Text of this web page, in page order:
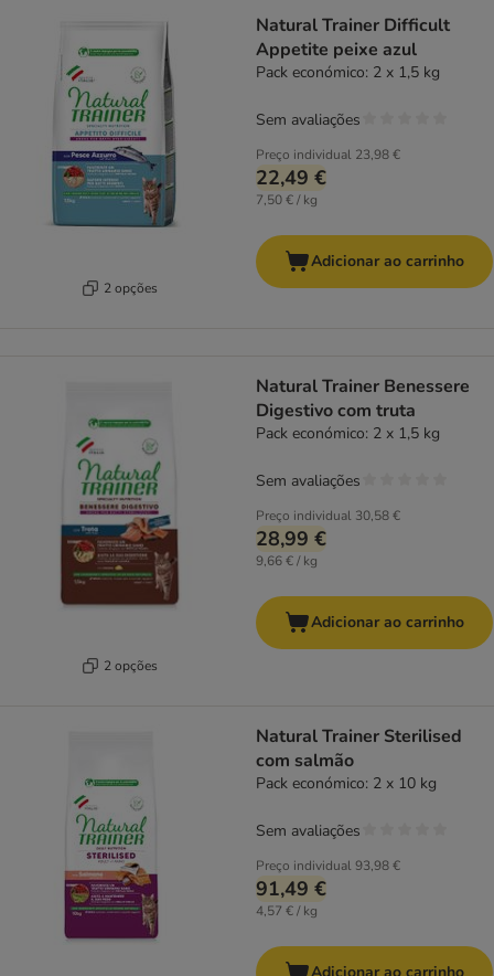
2 opções
Natural Trainer Difficult
Appetite peixe azul
Pack económico: 2 x 1,5 kg
Preço individual 23,98 €
22,49 €
7,50 € / kg
Sem avaliações
Adicionar ao carrinho
2 opções
Natural Trainer Benessere
Digestivo com truta
Pack económico: 2 x 1,5 kg
Preço individual 30,58 €
28,99 €
9,66 € / kg
Sem avaliações
Adicionar ao carrinho
Natural Trainer Sterilised
com salmão
Pack económico: 2 x 10 kg
Preço individual93,98 €
91,49 €
4,57 € / kg
Sem avaliações